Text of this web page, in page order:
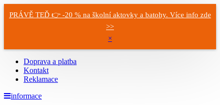
PRÁVĚ TEĎ 👉 -20 % na školní aktovky a batohy. Více info zde
>>
×
Doprava a platba
Kontakt
Reklamace
informace